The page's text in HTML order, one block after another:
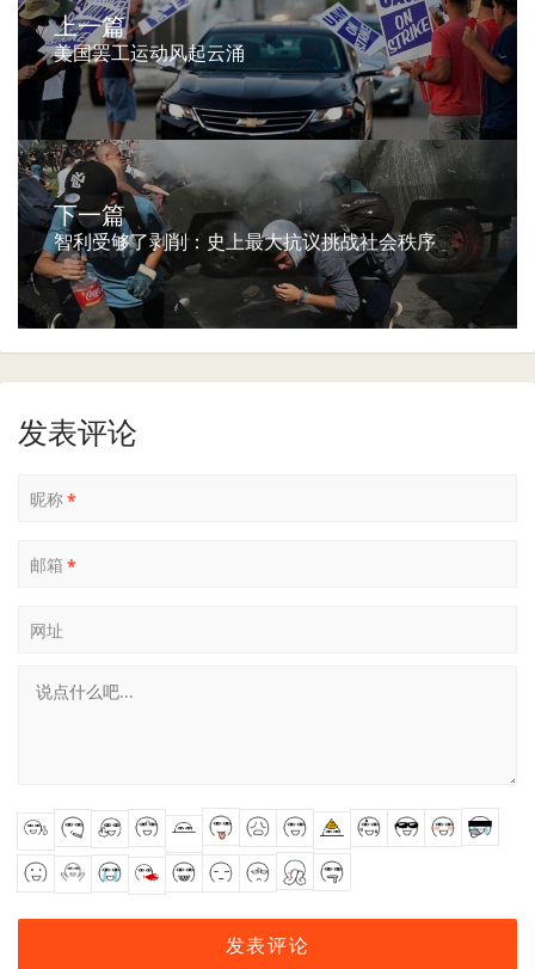
上一篇
美国罢工运动风起云涌
下一篇
智利受够了剥削：史上最大抗议挑战社会秩序
发表评论
昵称*
邮箱 *
网址